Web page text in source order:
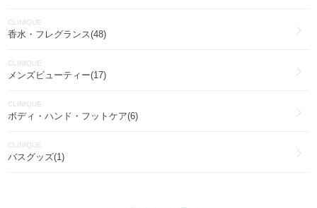
CLINIQUE
香水・フレグランス(48)
CLINIQUE
メンズビューティー(17)
CLINIQUE
ボディ・ハンド・フットケア(6)
CLINIQUE
バスグッズ(1)